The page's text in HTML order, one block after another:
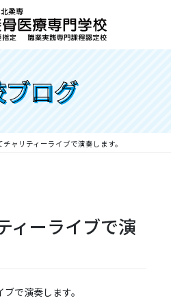
ログ
チャリティーライブで演奏します。
ィーライブで演